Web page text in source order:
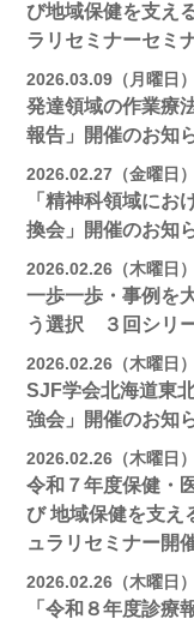
び地域保健を支え
ラリセミナーセミ
2026.03.09（月曜日）
発達領域の作業療
報告」開催のお知
2026.02.27（金曜日）
「精神科領域にお
換会」開催のお知
2026.02.26（木曜日）
一歩一歩・事例を
う選択 ３回シリ
2026.02.26（木曜日）
SJF学会北海道東
強会」開催のお知
2026.02.26（木曜日）
令和７年度保健・
び 地域保健を支え
ュラリセミナー開
2026.02.26（木曜日）
「令和８年度診療